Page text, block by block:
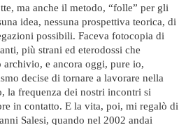
ma anche il metodo, “folle” per gli
idea, nessuna prospettiva teorica, di
possibili. Faceva fotocopia di
più strani ed eterodossi che
archivio, e ancora oggi, pure io,
decise di tornare a lavorare nella
la frequenza dei nostri incontri si
in contatto. E la vita, poi, mi regalò di
Salesi, quando nel 2002 andai